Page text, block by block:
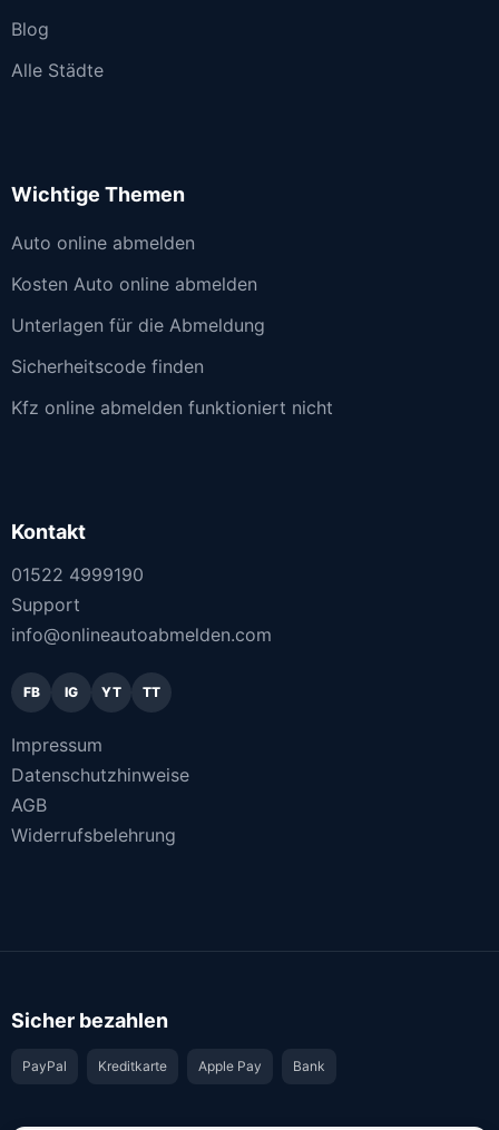
Blog
Alle Städte
Wichtige Themen
Auto online abmelden
Kosten Auto online abmelden
Unterlagen für die Abmeldung
Sicherheitscode finden
Kfz online abmelden funktioniert nicht
Kontakt
01522 4999190
Support
info@onlineautoabmelden.com
FB IG YT TT
Impressum
Datenschutzhinweise
AGB
Widerrufsbelehrung
Sicher bezahlen
PayPal Kreditkarte Apple Pay Bank